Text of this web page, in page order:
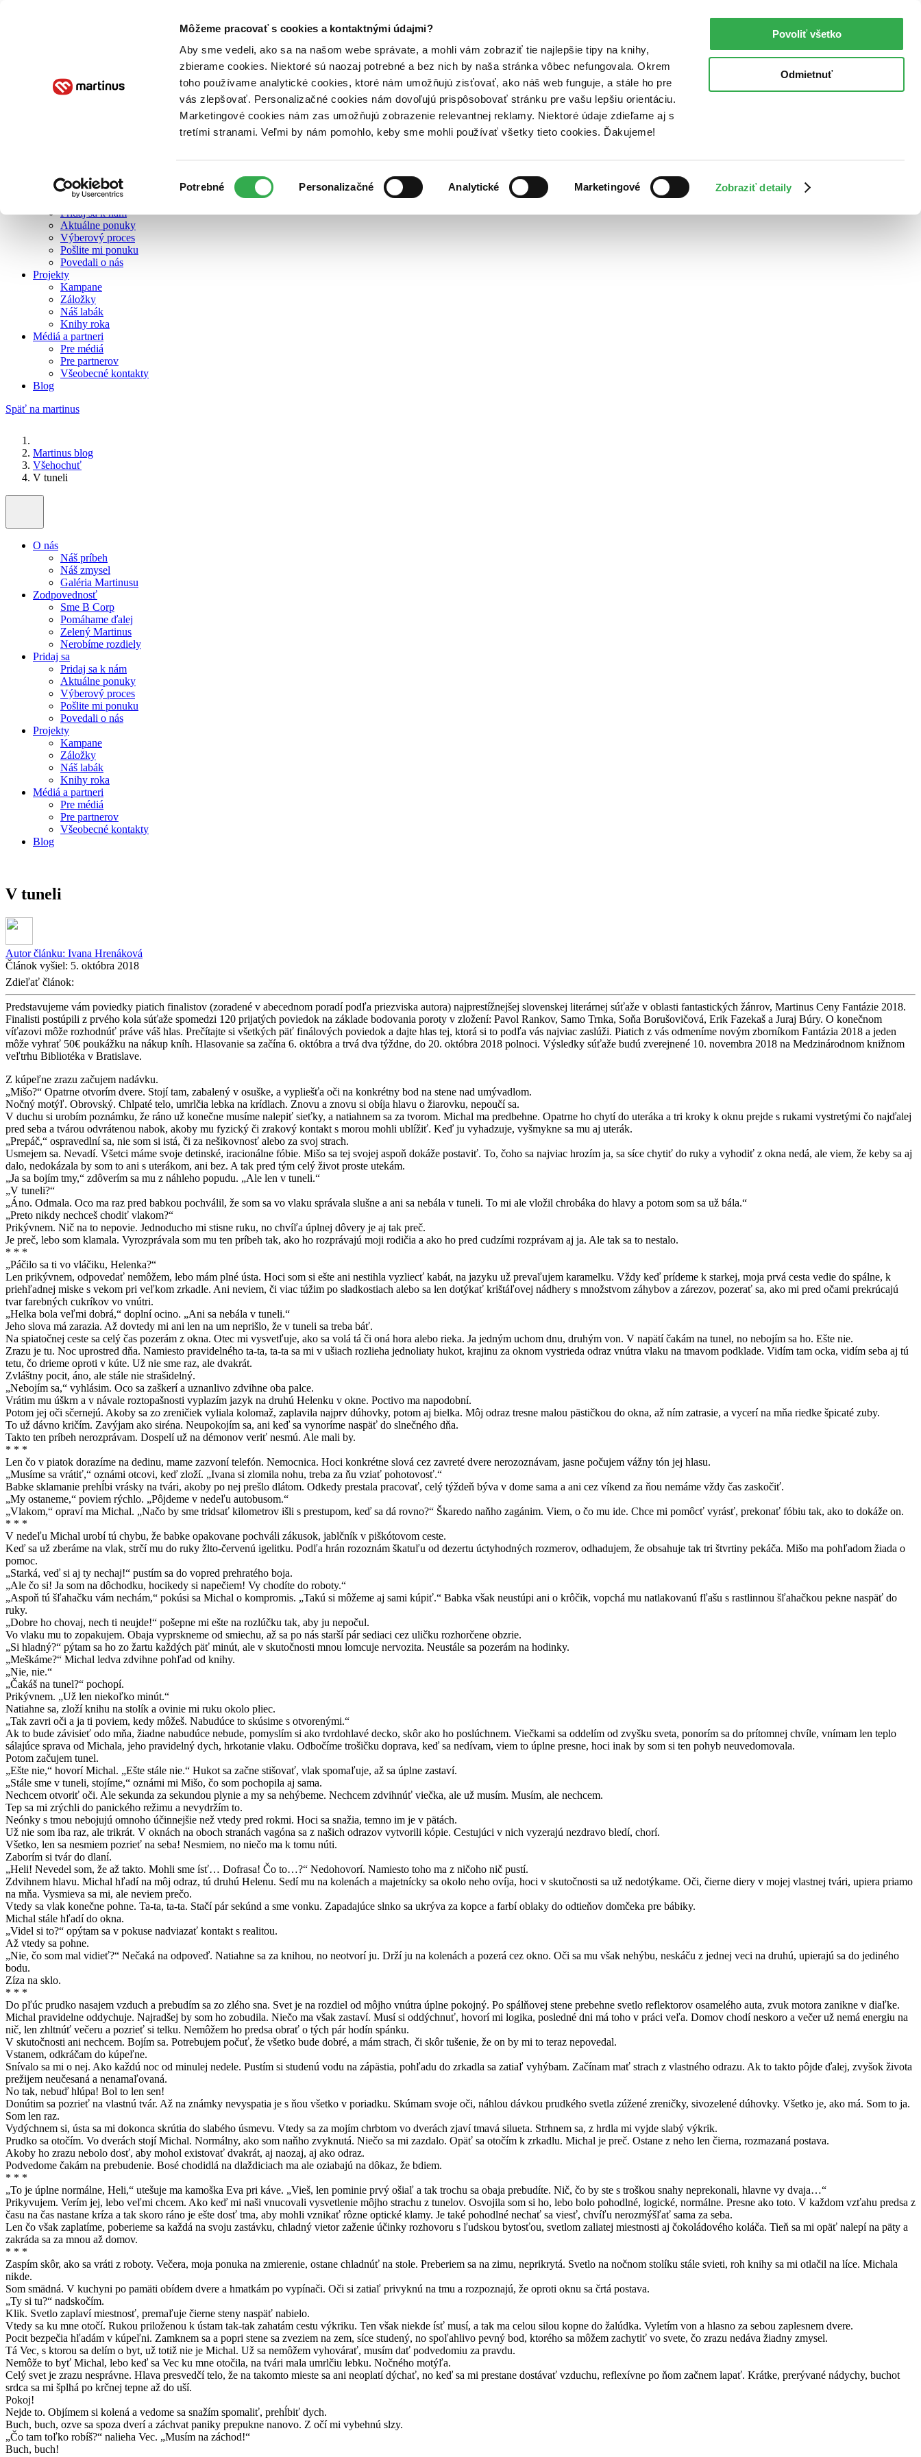
Môžeme pracovať s cookies a kontaktnými údajmi?
Aby sme vedeli, ako sa na našom webe správate, a mohli vám zobraziť tie najlepšie tipy na knihy,
zbierame cookies. Niektoré sú naozaj potrebné a bez nich by naša stránka vôbec nefungovala. Okrem
toho používame analytické cookies, ktoré nám umožňujú zisťovať, ako náš web funguje, a stále ho pre
vás zlepšovať. Personalizačné cookies nám dovoľujú prispôsobovať stránku pre vašu lepšiu orientáciu.
Marketingové cookies nám zas umožňujú zobrazenie relevantnej reklamy. Niektoré údaje zdieľame aj s
tretími stranami. Veľmi by nám pomohlo, keby sme mohli používať všetky tieto cookies. Ďakujeme!
súhlasu
Potrebné Personalizačné Analytické Marketingové Zobraziť detaily
Povoliť všetko
Odmietnuť
O nás
Zelený Martinus
Nerobíme rozdiely
Pridaj sa k nám
Aktuálne ponuky
Výberový proces
Pošlite mi ponuku
Povedali o nás
Projekty
Kampane
Záložky
Náš labák
Knihy roka
Médiá a partneri
Pre médiá
Pre partnerov
Všeobecné kontakty
Blog
Späť na martinus
Martinus blog
Všehochuť
V tuneli
O nás
Náš príbeh
Náš zmysel
Galéria Martinusu
Zodpovednosť
Sme B Corp
Pomáhame ďalej
Zelený Martinus
Nerobíme rozdiely
Pridaj sa
Pridaj sa k nám
Aktuálne ponuky
Výberový proces
Pošlite mi ponuku
Povedali o nás
Projekty
Kampane
Záložky
Náš labák
Knihy roka
Médiá a partneri
Pre médiá
Pre partnerov
Všeobecné kontakty
Blog
V tuneli
Autor článku: Ivana Hrenáková
Článok vyšiel: 5. októbra 2018
Zdieľať článok:
Predstavujeme vám poviedky piatich finalistov (zoradené v abecednom poradí podľa priezviska autora) najprestížnejšej slovenskej literárnej súťaže v oblasti fantastických žánrov, Martinus Ceny Fantázie 2018.
Finalisti postúpili z prvého kola súťaže spomedzi 120 prijatých poviedok na základe bodovania poroty v zložení: Pavol Rankov, Samo Trnka, Soňa Borušovičová, Erik Fazekaš a Juraj Búry. O konečnom
víťazovi môže rozhodnúť práve váš hlas. Prečítajte si všetkých päť finálových poviedok a dajte hlas tej, ktorá si to podľa vás najviac zaslúži. Piatich z vás odmeníme novým zborníkom Fantázia 2018 a jeden
môže vyhrať 50€ poukážku na nákup kníh. Hlasovanie sa začína 6. októbra a trvá dva týždne, do 20. októbra 2018 polnoci. Výsledky súťaže budú zverejnené 10. novembra 2018 na Medzinárodnom knižnom
veľtrhu Bibliotéka v Bratislave.
Z kúpeľne zrazu začujem nadávku.
„Mišo?“ Opatrne otvorím dvere. Stojí tam, zabalený v osuške, a vypliešťa oči na konkrétny bod na stene nad umývadlom.
Nočný motýľ. Obrovský. Chlpaté telo, umrlčia lebka na krídlach. Znovu a znovu si obíja hlavu o žiarovku, nepoučí sa.
V duchu si urobím poznámku, že ráno už konečne musíme nalepiť sieťky, a natiahnem sa za tvorom. Michal ma predbehne. Opatrne ho chytí do uteráka a tri kroky k oknu prejde s rukami vystretými čo najďalej
pred seba a tvárou odvrátenou nabok, akoby mu fyzický či zrakový kontakt s morou mohli ublížiť. Keď ju vyhadzuje, vyšmykne sa mu aj uterák.
„Prepáč,“ ospravedlní sa, nie som si istá, či za nešikovnosť alebo za svoj strach.
Usmejem sa. Nevadí. Všetci máme svoje detinské, iracionálne fóbie. Mišo sa tej svojej aspoň dokáže postaviť. To, čoho sa najviac hrozím ja, sa síce chytiť do ruky a vyhodiť z okna nedá, ale viem, že keby sa aj
dalo, nedokázala by som to ani s uterákom, ani bez. A tak pred tým celý život proste utekám.
„Ja sa bojím tmy,“ zdôverím sa mu z náhleho popudu. „Ale len v tuneli.“
„V tuneli?“
„Áno. Odmala. Oco ma raz pred babkou pochválil, že som sa vo vlaku správala slušne a ani sa nebála v tuneli. To mi ale vložil chrobáka do hlavy a potom som sa už bála.“
„Preto nikdy nechceš chodiť vlakom?“
Prikývnem. Nič na to nepovie. Jednoducho mi stisne ruku, no chvíľa úplnej dôvery je aj tak preč.
Je preč, lebo som klamala. Vyrozprávala som mu ten príbeh tak, ako ho rozprávajú moji rodičia a ako ho pred cudzími rozprávam aj ja. Ale tak sa to nestalo.
* * *
„Páčilo sa ti vo vláčiku, Helenka?“
Len prikývnem, odpovedať nemôžem, lebo mám plné ústa. Hoci som si ešte ani nestihla vyzliecť kabát, na jazyku už prevaľujem karamelku. Vždy keď prídeme k starkej, moja prvá cesta vedie do spálne, k
priehľadnej miske s vekom pri veľkom zrkadle. Ani neviem, či viac túžim po sladkostiach alebo sa len dotýkať krištáľovej nádhery s množstvom záhybov a zárezov, pozerať sa, ako mi pred očami prekrúcajú
tvar farebných cukríkov vo vnútri.
„Helka bola veľmi dobrá,“ doplní ocino. „Ani sa nebála v tuneli.“
Jeho slova má zarazia. Až dovtedy mi ani len na um neprišlo, že v tuneli sa treba báť.
Na spiatočnej ceste sa celý čas pozerám z okna. Otec mi vysvetľuje, ako sa volá tá či oná hora alebo rieka. Ja jedným uchom dnu, druhým von. V napätí čakám na tunel, no nebojím sa ho. Ešte nie.
Zrazu je tu. Noc uprostred dňa. Namiesto pravidelného ta-ta, ta-ta sa mi v ušiach rozlieha jednoliaty hukot, krajinu za oknom vystrieda odraz vnútra vlaku na tmavom podklade. Vidím tam ocka, vidím seba aj tú
tetu, čo drieme oproti v kúte. Už nie sme raz, ale dvakrát.
Zvláštny pocit, áno, ale stále nie strašidelný.
„Nebojím sa,“ vyhlásim. Oco sa zaškerí a uznanlivo zdvihne oba palce.
Vrátim mu úškrn a v návale roztopašnosti vyplazím jazyk na druhú Helenku v okne. Poctivo ma napodobní.
Potom jej oči sčernejú. Akoby sa zo zreničiek vyliala kolomaž, zaplavila najprv dúhovky, potom aj bielka. Môj odraz tresne malou pästičkou do okna, až ním zatrasie, a vycerí na mňa riedke špicaté zuby.
To už dávno kričím. Zavýjam ako siréna. Neupokojím sa, ani keď sa vynoríme naspäť do slnečného dňa.
Takto ten príbeh nerozprávam. Dospelí už na démonov veriť nesmú. Ale mali by.
* * *
Len čo v piatok dorazíme na dedinu, mame zazvoní telefón. Nemocnica. Hoci konkrétne slová cez zavreté dvere nerozoznávam, jasne počujem vážny tón jej hlasu.
„Musíme sa vrátiť,“ oznámi otcovi, keď zloží. „Ivana si zlomila nohu, treba za ňu vziať pohotovosť.“
Babke sklamanie prehĺbi vrásky na tvári, akoby po nej prešlo dlátom. Odkedy prestala pracovať, celý týždeň býva v dome sama a ani cez víkend za ňou nemáme vždy čas zaskočiť.
„My ostaneme,“ poviem rýchlo. „Pôjdeme v nedeľu autobusom.“
„Vlakom,“ opraví ma Michal. „Načo by sme tridsať kilometrov išli s prestupom, keď sa dá rovno?“ Škaredo naňho zagánim. Viem, o čo mu ide. Chce mi pomôcť vyrásť, prekonať fóbiu tak, ako to dokáže on.
* * *
V nedeľu Michal urobí tú chybu, že babke opakovane pochváli zákusok, jablčník v piškótovom ceste.
Keď sa už zberáme na vlak, strčí mu do ruky žlto-červenú igelitku. Podľa hrán rozoznám škatuľu od dezertu úctyhodných rozmerov, odhadujem, že obsahuje tak tri štvrtiny pekáča. Mišo ma pohľadom žiada o
pomoc.
„Starká, veď si aj ty nechaj!“ pustím sa do vopred prehratého boja.
„Ale čo si! Ja som na dôchodku, hocikedy si napečiem! Vy chodíte do roboty.“
„Aspoň tú šľahačku vám nechám,“ pokúsi sa Michal o kompromis. „Takú si môžeme aj sami kúpiť.“ Babka však neustúpi ani o krôčik, vopchá mu natlakovanú fľašu s rastlinnou šľahačkou pekne naspäť do
ruky.
„Dobre ho chovaj, nech ti neujde!“ pošepne mi ešte na rozlúčku tak, aby ju nepočul.
Vo vlaku mu to zopakujem. Obaja vyprskneme od smiechu, až sa po nás starší pár sediaci cez uličku rozhorčene obzrie.
„Si hladný?“ pýtam sa ho zo žartu každých päť minút, ale v skutočnosti mnou lomcuje nervozita. Neustále sa pozerám na hodinky.
„Meškáme?“ Michal ledva zdvihne pohľad od knihy.
„Nie, nie.“
„Čakáš na tunel?“ pochopí.
Prikývnem. „Už len niekoľko minút.“
Natiahne sa, zloží knihu na stolík a ovinie mi ruku okolo pliec.
„Tak zavri oči a ja ti poviem, kedy môžeš. Nabudúce to skúsime s otvorenými.“
Ak to bude závisieť odo mňa, žiadne nabudúce nebude, pomyslím si ako tvrdohlavé decko, skôr ako ho poslúchnem. Viečkami sa oddelím od zvyšku sveta, ponorím sa do prítomnej chvíle, vnímam len teplo
sálajúce sprava od Michala, jeho pravidelný dych, hrkotanie vlaku. Odbočíme trošičku doprava, keď sa nedívam, viem to úplne presne, hoci inak by som si ten pohyb neuvedomovala.
Potom začujem tunel.
„Ešte nie,“ hovorí Michal. „Ešte stále nie.“ Hukot sa začne stišovať, vlak spomaľuje, až sa úplne zastaví.
„Stále sme v tuneli, stojíme,“ oznámi mi Mišo, čo som pochopila aj sama.
Nechcem otvoriť oči. Ale sekunda za sekundou plynie a my sa nehýbeme. Nechcem zdvihnúť viečka, ale už musím. Musím, ale nechcem.
Tep sa mi zrýchli do panického režimu a nevydržím to.
Neónky s tmou nebojujú omnoho účinnejšie než vtedy pred rokmi. Hoci sa snažia, temno im je v pätách.
Už nie som iba raz, ale trikrát. V oknách na oboch stranách vagóna sa z našich odrazov vytvorili kópie. Cestujúci v nich vyzerajú nezdravo bledí, chorí.
Všetko, len sa nesmiem pozrieť na seba! Nesmiem, no niečo ma k tomu núti.
Zaborím si tvár do dlaní.
„Heli! Nevedel som, že až takto. Mohli sme ísť… Dofrasa! Čo to…?“ Nedohovorí. Namiesto toho ma z ničoho nič pustí.
Zdvihnem hlavu. Michal hľadí na môj odraz, tú druhú Helenu. Sedí mu na kolenách a majetnícky sa okolo neho ovíja, hoci v skutočnosti sa už nedotýkame. Oči, čierne diery v mojej vlastnej tvári, upiera priamo
na mňa. Vysmieva sa mi, ale neviem prečo.
Vtedy sa vlak konečne pohne. Ta-ta, ta-ta. Stačí pár sekúnd a sme vonku. Zapadajúce slnko sa ukrýva za kopce a farbí oblaky do odtieňov domčeka pre bábiky.
Michal stále hľadí do okna.
„Videl si to?“ opýtam sa v pokuse nadviazať kontakt s realitou.
Až vtedy sa pohne.
„Nie, čo som mal vidieť?“ Nečaká na odpoveď. Natiahne sa za knihou, no neotvorí ju. Drží ju na kolenách a pozerá cez okno. Oči sa mu však nehýbu, neskáču z jednej veci na druhú, upierajú sa do jediného
bodu.
Zíza na sklo.
* * *
Do pľúc prudko nasajem vzduch a prebudím sa zo zlého sna. Svet je na rozdiel od môjho vnútra úplne pokojný. Po spálňovej stene prebehne svetlo reflektorov osamelého auta, zvuk motora zanikne v diaľke.
Michal pravidelne oddychuje. Najradšej by som ho zobudila. Niečo ma však zastaví. Musí si oddýchnuť, hovorí mi logika, posledné dni má toho v práci veľa. Domov chodí neskoro a večer už nemá energiu na
nič, len zhltnúť večeru a pozrieť si telku. Nemôžem ho predsa obrať o tých pár hodín spánku.
V skutočnosti ani nechcem. Bojím sa. Potrebujem počuť, že všetko bude dobré, a mám strach, či skôr tušenie, že on by mi to teraz nepovedal.
Vstanem, odkráčam do kúpeľne.
Snívalo sa mi o nej. Ako každú noc od minulej nedele. Pustím si studenú vodu na zápästia, pohľadu do zrkadla sa zatiaľ vyhýbam. Začínam mať strach z vlastného odrazu. Ak to takto pôjde ďalej, zvyšok života
prežijem neučesaná a nenamaľovaná.
No tak, nebuď hlúpa! Bol to len sen!
Donútim sa pozrieť na vlastnú tvár. Až na známky nevyspatia je s ňou všetko v poriadku. Skúmam svoje oči, náhlou dávkou prudkého svetla zúžené zreničky, sivozelené dúhovky. Všetko je, ako má. Som to ja.
Som len raz.
Vydýchnem si, ústa sa mi dokonca skrútia do slabého úsmevu. Vtedy sa za mojím chrbtom vo dverách zjaví tmavá silueta. Strhnem sa, z hrdla mi vyjde slabý výkrik.
Prudko sa otočím. Vo dverách stojí Michal. Normálny, ako som naňho zvyknutá. Niečo sa mi zazdalo. Opäť sa otočím k zrkadlu. Michal je preč. Ostane z neho len čierna, rozmazaná postava.
Akoby ho zrazu nebolo dosť, aby mohol existovať dvakrát, aj naozaj, aj ako odraz.
Podvedome čakám na prebudenie. Bosé chodidlá na dlaždiciach ma ale oziabajú na dôkaz, že bdiem.
* * *
„To je úplne normálne, Heli,“ utešuje ma kamoška Eva pri káve. „Vieš, len pominie prvý ošiaľ a tak trochu sa obaja prebudíte. Nič, čo by ste s troškou snahy neprekonali, hlavne vy dvaja…“
Prikyvujem. Verím jej, lebo veľmi chcem. Ako keď mi naši vnucovali vysvetlenie môjho strachu z tunelov. Osvojila som si ho, lebo bolo pohodlné, logické, normálne. Presne ako toto. V každom vzťahu predsa z
času na čas nastane kríza a tak skoro ráno je ešte dosť tma, aby mohli vznikať rôzne optické klamy. Je také pohodlné nechať sa viesť, chvíľu nerozmýšľať sama za seba.
Len čo však zaplatíme, poberieme sa každá na svoju zastávku, chladný vietor zaženie účinky rozhovoru s ľudskou bytosťou, svetlom zaliatej miestnosti aj čokoládového koláča. Tieň sa mi opäť nalepí na päty a
zakráda sa za mnou až domov.
* * *
Zaspím skôr, ako sa vráti z roboty. Večera, moja ponuka na zmierenie, ostane chladnúť na stole. Preberiem sa na zimu, neprikrytá. Svetlo na nočnom stolíku stále svieti, roh knihy sa mi otlačil na líce. Michala
nikde.
Som smädná. V kuchyni po pamäti obídem dvere a hmatkám po vypínači. Oči si zatiaľ privyknú na tmu a rozpoznajú, že oproti oknu sa črtá postava.
„Ty si tu?“ nadskočím.
Klik. Svetlo zaplaví miestnosť, premaľuje čierne steny naspäť nabielo.
Vtedy sa ku mne otočí. Rukou priloženou k ústam tak-tak zahatám cestu výkriku. Ten však niekde ísť musí, a tak ma celou silou kopne do žalúdka. Vyletím von a hlasno za sebou zaplesnem dvere.
Pocit bezpečia hľadám v kúpeľni. Zamknem sa a popri stene sa zveziem na zem, síce studený, no spoľahlivo pevný bod, ktorého sa môžem zachytiť vo svete, čo zrazu nedáva žiadny zmysel.
Tá Vec, s ktorou sa delím o byt, už totiž nie je Michal. Už sa nemôžem vyhovárať, musím dať podvedomiu za pravdu.
Nemôže to byť Michal, lebo keď sa Vec ku mne otočila, na tvári mala umrlčiu lebku. Nočného motýľa.
Celý svet je zrazu nesprávne. Hlava presvedčí telo, že na takomto mieste sa ani neoplatí dýchať, no keď sa mi prestane dostávať vzduchu, reflexívne po ňom začnem lapať. Krátke, prerývané nádychy, buchot
srdca sa mi šplhá po krčnej tepne až do uší.
Pokoj!
Nejde to. Objímem si kolená a vedome sa snažím spomaliť, prehĺbiť dych.
Buch, buch, ozve sa spoza dverí a záchvat paniky prepukne nanovo. Z očí mi vybehnú slzy.
„Čo tam toľko robíš?“ nalieha Vec. „Musím na záchod!“
Buch, buch!